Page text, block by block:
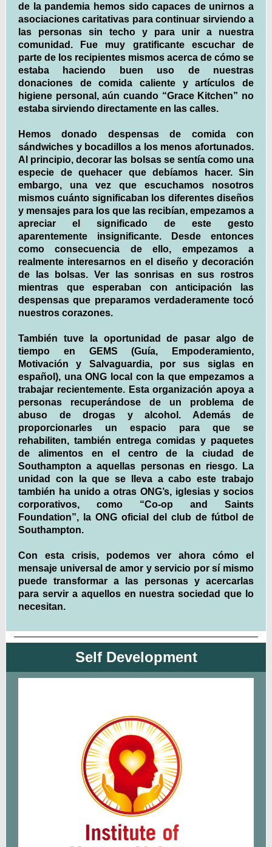
de la pandemia hemos sido capaces de unirnos a
asociaciones caritativas para continuar sirviendo a
las personas sin techo y para unir a nuestra
comunidad. Fue muy gratificante escuchar de
parte de los recipientes mismos acerca de cómo se
estaba haciendo buen uso de nuestras
donaciones de comida caliente y artículos de
higiene personal, aún cuando “Grace Kitchen” no
estaba sirviendo directamente en las calles.
Hemos donado despensas de comida con
sándwiches y bocadillos a los menos afortunados.
Al principio, decorar las bolsas se sentía como una
especie de quehacer que debíamos hacer. Sin
embargo, una vez que escuchamos nosotros
mismos cuánto significaban los diferentes diseños
y mensajes para los que las recibían, empezamos a
apreciar el significado de este gesto
aparentemente insignificante. Desde entonces
como consecuencia de ello, empezamos a
realmente interesarnos en el diseño y decoración
de las bolsas. Ver las sonrisas en sus rostros
mientras que esperaban con anticipación las
despensas que preparamos verdaderamente tocó
nuestros corazones.
También tuve la oportunidad de pasar algo de
tiempo en GEMS (Guía, Empoderamiento,
Motivación y Salvaguardia, por sus siglas en
español), una ONG local con la que empezamos a
trabajar recientemente. Esta organización apoya a
personas recuperándose de un problema de
abuso de drogas y alcohol. Además de
proporcionarles un espacio para que se
rehabiliten, también entrega comidas y paquetes
de alimentos en el centro de la ciudad de
Southampton a aquellas personas en riesgo. La
unidad con la que se lleva a cabo este trabajo
también ha unido a otras ONG’s, iglesias y socios
corporativos, como “Co-op and Saints
Foundation”, la ONG oficial del club de fútbol de
Southampton.
Con esta crisis, podemos ver ahora cómo el
mensaje universal de amor y servicio por sí mismo
puede transformar a las personas y acercarlas
para servir a aquellos en nuestra sociedad que lo
necesitan.
Self Development